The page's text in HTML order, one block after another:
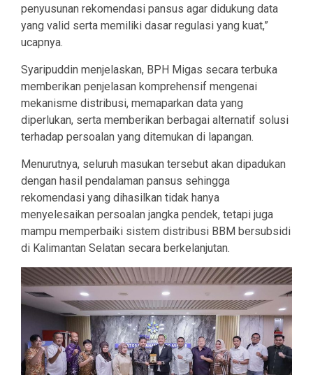
penyusunan rekomendasi pansus agar didukung data
yang valid serta memiliki dasar regulasi yang kuat,”
ucapnya.
Syaripuddin menjelaskan, BPH Migas secara terbuka
memberikan penjelasan komprehensif mengenai
mekanisme distribusi, memaparkan data yang
diperlukan, serta memberikan berbagai alternatif solusi
terhadap persoalan yang ditemukan di lapangan.
Menurutnya, seluruh masukan tersebut akan dipadukan
dengan hasil pendalaman pansus sehingga
rekomendasi yang dihasilkan tidak hanya
menyelesaikan persoalan jangka pendek, tetapi juga
mampu memperbaiki sistem distribusi BBM bersubsidi
di Kalimantan Selatan secara berkelanjutan.